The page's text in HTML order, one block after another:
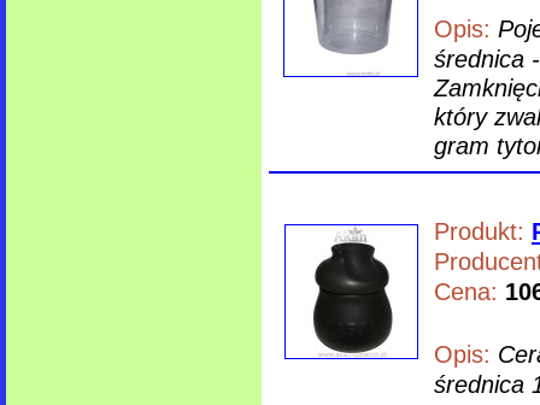
Opis:
średnica
który
gram
Produkt:
Cena:
Opis:
średnica